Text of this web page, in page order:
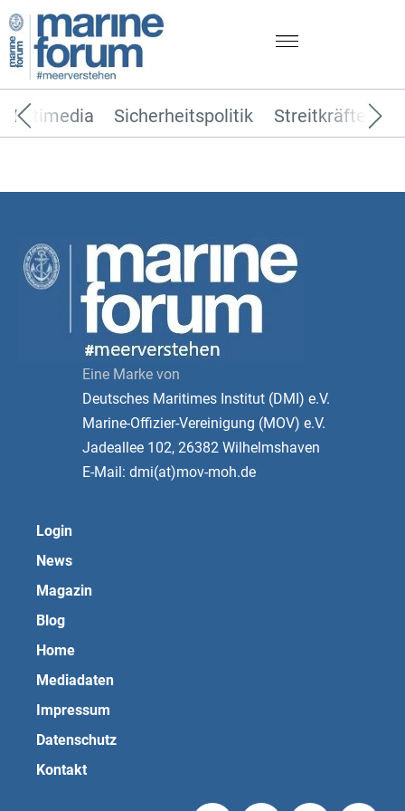
Sicherheitspolitik Streitkräfte
Multimedia
Eine Marke von
Deutsches Maritimes Institut (DMI) e.V.
Marine-Offizier-Vereinigung (MOV) e.V.
Jadeallee 102, 26382 Wilhelmshaven
E-Mail: dmi(at)mov-moh.de
Login
News
Magazin
Blog
Home
Mediadaten
Impressum
Datenschutz
Kontakt